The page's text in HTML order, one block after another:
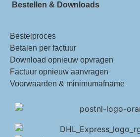
Bestellen & Downloads
Bestelproces
Betalen per factuur
Download opnieuw opvragen
Factuur opnieuw aanvragen
Voorwaarden & minimumafname